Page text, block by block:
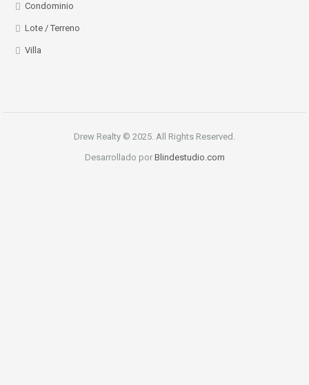
Condominio
Lote / Terreno
Villa
Drew Realty © 2025. All Rights Reserved.
Desarrollado por Blindestudio.com